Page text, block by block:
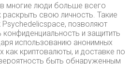
многие люди больше всего
раскрыть свою личность. Такие
Psychedelicspace, позволяют
конфиденциальность и защитить
использованию анонимных
как криптовалюты, и доставке по
быть обнаруженным